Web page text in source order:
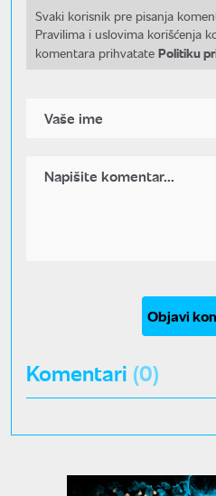
Svaki korisnik pre pisanja
Pravilima i uslovima korišćenja
komentara prihvatate Politiku
Objavi
Komentari (0)